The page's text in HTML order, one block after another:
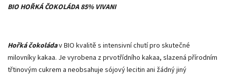
BIO HOŘKÁ ČOKOLÁDA 85% VIVANI
Hořká čokoládav BIO kvalitě s intensivní chutí pro skutečné
milovníky kakaa. Je vyrobena z prvotřídního kakaa, slazená přírodním
třtinovým cukrem a neobsahuje sójový lecitin ani žádný jiný